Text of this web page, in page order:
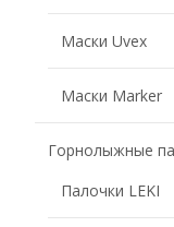
Маски Uvex
Маски Marker
Горнолыжные
Палочки LEKI